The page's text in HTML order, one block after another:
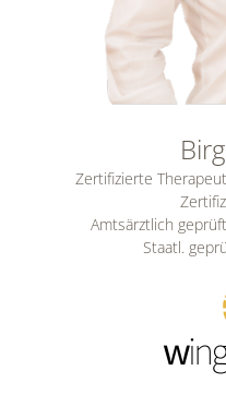
Zertifizierte
Amtsärztlich
Staatl.